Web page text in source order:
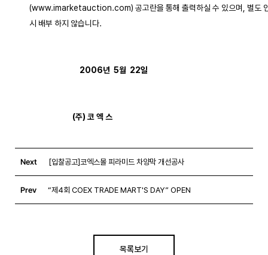
(www.imarketauction.com) 공고란을 통해 출력하실 수 있으며, 별도
        시 배부 하지 않습니다.
2006년  5월  22일
                                (주) 코 엑 스
Next [입찰공고]코엑스몰 피라미드 차양막 개선공사
Prev “제4회 COEX TRADE MART'S DAY” OPEN
목록보기